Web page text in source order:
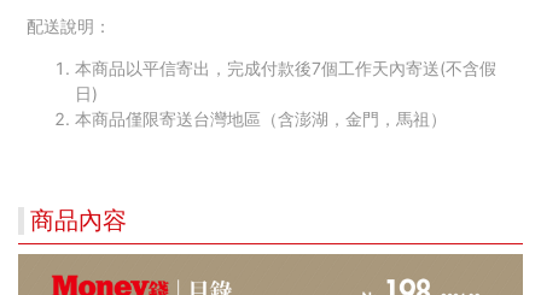
配送說明：
本商品以平信寄出，完成付款後7個工作天內寄送(不含假
日)
本商品僅限寄送台灣地區（含澎湖，金門，馬祖）
商品內容